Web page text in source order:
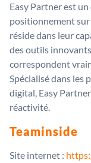
Easy Partner est
positionnement
réside dans leur
des outils
correspondent
Spécialisé dans les
digital, Easy
réactivité.
Teaminside
Site internet :